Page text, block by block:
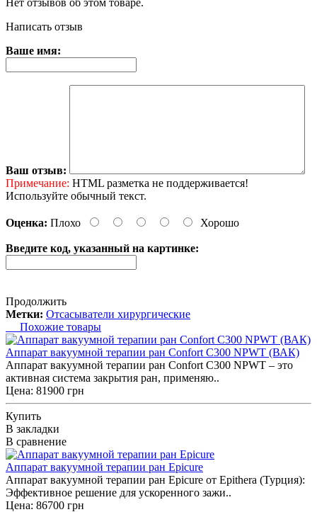
Написать отзыв
Ваше имя:
Ваш отзыв:
Примечание: HTML разметка не поддерживается!
Используйте обычный текст.
Оценка: Плохо Хорошо
Введите код, указанный на картинке:
Продолжить
Метки: Отсасыватели хирургические
Похожие товары
Аппарат вакуумной терапии ран Confort C300 NPWT (ВАК)
Аппарат вакуумной терапии ран Confort C300 NPWT – это
активная система закрытия ран, применяю..
Цена: 81900 грн
Купить
В закладки
В сравнение
Аппарат вакуумной терапии ран Epicure
Аппарат вакуумной терапии ран Epicure от Epithera (Турция):
Эффективное решение для ускоренного зажи..
Цена: 86700 грн